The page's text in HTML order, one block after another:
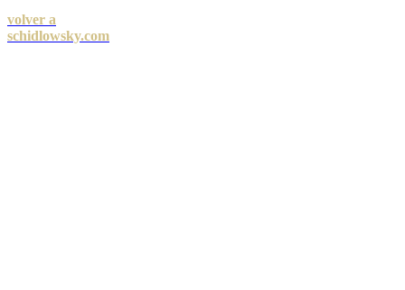
volver a
schidlowsky.com